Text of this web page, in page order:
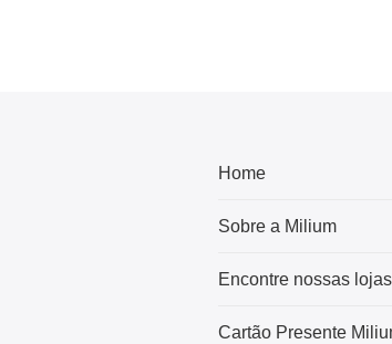
Home
Sobre a Milium
Encontre nossas lojas
Cartão Presente